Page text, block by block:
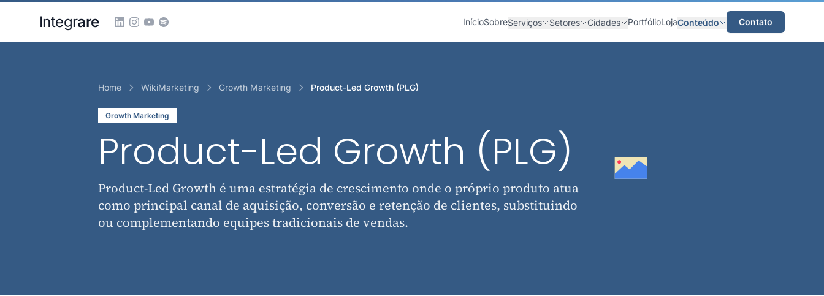
Integrare InícioSobreServiços Setores Cidades PortfólioLojaConteúdo Contato
Home WikiMarketing Growth Marketing Product-Led Growth (PLG)
Growth Marketing
Product-Led Growth (PLG)
Product-Led Growth é uma estratégia de crescimento onde o próprio produto atua
como principal canal de aquisição, conversão e retenção de clientes, substituindo
ou complementando equipes tradicionais de vendas.